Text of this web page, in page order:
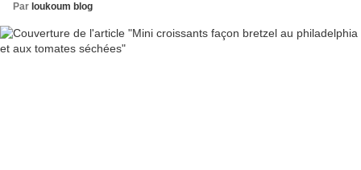
Par loukoum blog